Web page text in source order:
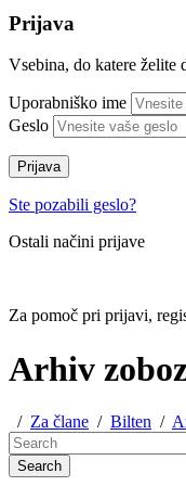
Prijava
Vsebina, do katere želite
Uporabniško ime
Geslo
Prijava
Ste pozabili geslo?
Ostali načini prijave
Za pomoč pri prijavi,
Arhiv
/ Za člane / Bilten /
Search